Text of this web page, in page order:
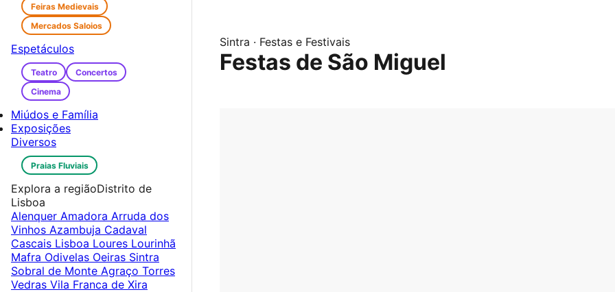
Sintra · Festas e Festivais
Festas de São Miguel
Feiras Medievais
Mercados Saloios
Espetáculos
Teatro
Concertos
Cinema
Miúdos e Família
Exposições
Diversos
Praias Fluviais
Explora a regiãoDistrito de
Lisboa
Alenquer Amadora Arruda dos
Vinhos Azambuja Cadaval
Cascais Lisboa Loures Lourinhã
Mafra Odivelas Oeiras Sintra
Sobral de Monte Agraço Torres
Vedras Vila Franca de Xira